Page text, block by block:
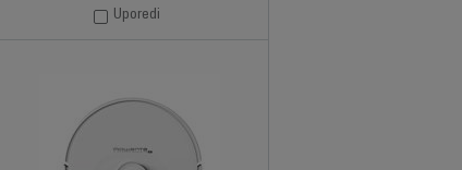
Uporedi